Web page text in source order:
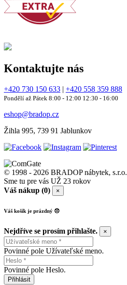
Kontaktujte nás
+420 730 150 633 | +420 558 359 888
Pondělí až Pátek 8:00 - 12:00 12:30 - 16:00
eshop@bradop.cz
Žihla 995, 739 91 Jablunkov
© 1998 - 2026 BRADOP nábytek, s.r.o.
Sme tu pre vás UŽ 23 rokov
Váš nákup (0)
×
Váš košík je prázdný 😞
Nejdříve se prosím přihlašte. ×
Povinné pole Užívateľské meno.
Povinné pole Heslo.
Přihlásit